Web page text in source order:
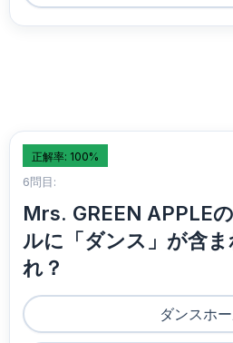
正解率: 100%
6問目:
Mrs. GREEN APPLE
ルに「ダンス」が含
れ？
ダンスホ